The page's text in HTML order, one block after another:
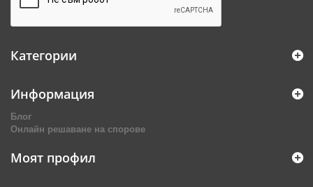
Категории
Информация
Блог
Онлайн решаване на спорове
Моят профил